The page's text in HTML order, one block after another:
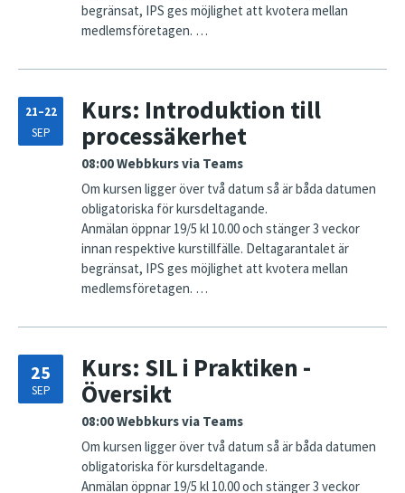
begränsat, IPS ges möjlighet att kvotera mellan
medlemsföretagen. …
21–22
SEP
Kurs: Introduktion till
processäkerhet
08:00Webbkurs via Teams
Om kursen ligger över två datum så är båda datumen
obligatoriska för kursdeltagande.
Anmälan öppnar 19/5 kl 10.00 och stänger 3 veckor
innan respektive kurstillfälle. Deltagarantalet är
begränsat, IPS ges möjlighet att kvotera mellan
medlemsföretagen. …
25
SEP
Kurs: SIL i Praktiken -
Översikt
08:00Webbkurs via Teams
Om kursen ligger över två datum så är båda datumen
obligatoriska för kursdeltagande.
Anmälan öppnar 19/5 kl 10.00 och stänger 3 veckor